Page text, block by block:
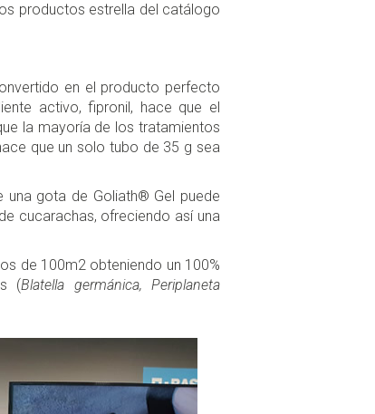
productos estrella del catálogo
en el producto perfecto
activo, fipronil, hace que el
la mayoría de los tratamientos
que un solo tubo de 35 g sea
gota de Goliath® Gel puede
cucarachas, ofreciendo así una
de 100m2 obteniendo un 100%
(Blatella germánica, Periplaneta